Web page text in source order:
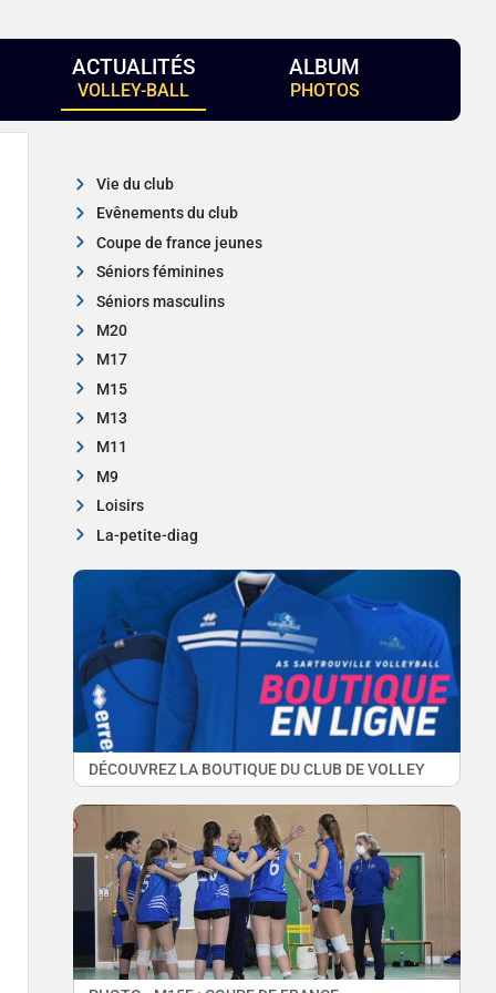
ACTUALITÉS
VOLLEY-BALL
ALBUM
PHOTOS
Vie du club
Evênements du club
Coupe de france jeunes
Séniors féminines
Séniors masculins
M20
M17
M15
M13
M11
M9
Loisirs
La-petite-diag
DÉCOUVREZ LA BOUTIQUE DU CLUB DE VOLLEY